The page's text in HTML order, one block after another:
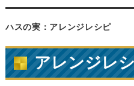
ハスの実：アレンジレシピ
アレンジレ